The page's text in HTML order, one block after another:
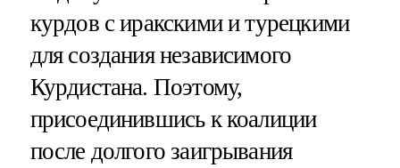
курдов с иракскими и турецкими
для создания независимого
Курдистана. Поэтому,
присоединившись к коалиции
после долгого заигрывания